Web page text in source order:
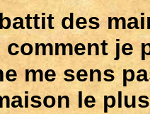
des
je
me sens
le